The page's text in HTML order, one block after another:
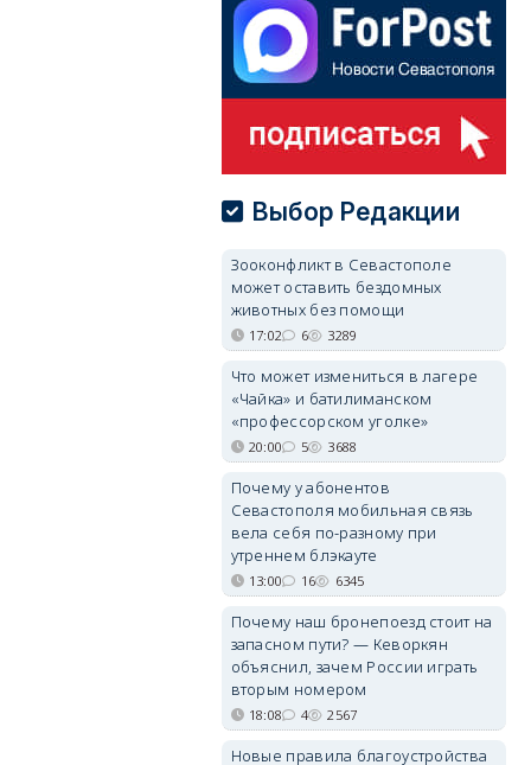
Выбор Редакции
Зооконфликт в Севастополе
может оставить бездомных
животных без помощи
17:02 6 3289
Что может измениться в лагере
«Чайка» и батилиманском
«профессорском уголке»
20:00 5 3688
Почему у абонентов
Севастополя мобильная связь
вела себя по-разному при
утреннем блэкауте
13:00 16 6345
Почему наш бронепоезд стоит на
запасном пути? — Кеворкян
объяснил, зачем России играть
вторым номером
18:08 4 2567
Новые правила благоустройства